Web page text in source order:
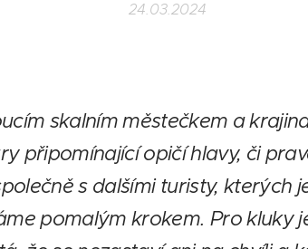
24.03.2024
skalním městečkem a
připomínající opičí hlavy, či
s dalšími turisty, kterých
pomalým krokem. Pro kluky